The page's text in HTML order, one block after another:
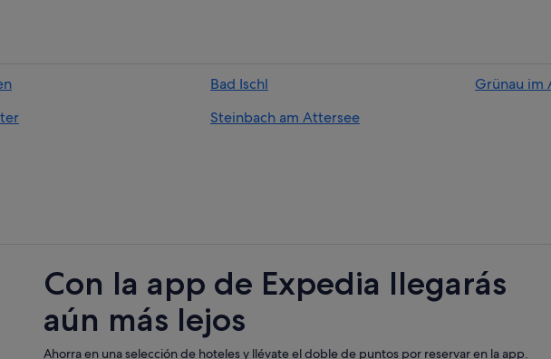
Bad Ischl
Grünau im
Steinbach am Attersee
Con la app de Expedia llegarás
aún más lejos
Ahorra en una selección de hoteles y llévate el doble de puntos por reservar en la app.